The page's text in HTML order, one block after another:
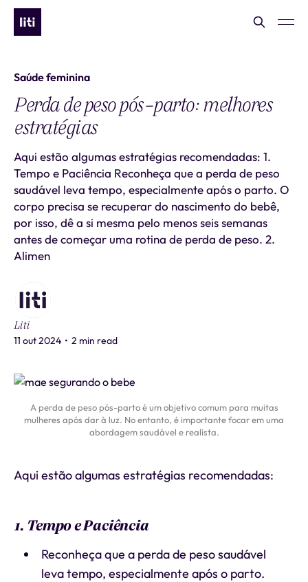
Saúde feminina
Perda de peso pós-parto: melhores
estratégias
Aqui estão algumas estratégias recomendadas: 1.
Tempo e Paciência Reconheça que a perda de peso
saudável leva tempo, especialmente após o parto. O
corpo precisa se recuperar do nascimento do bebê,
por isso, dê a si mesma pelo menos seis semanas
antes de começar uma rotina de perda de peso. 2.
Alimen
Liti
11 out 2024 • 2 min read
A perda de peso pós-parto é um objetivo comum para muitas
mulheres após dar à luz. No entanto, é importante focar em uma
abordagem saudável e realista.
Aqui estão algumas estratégias recomendadas:
1. Tempo e Paciência
Reconheça que a perda de peso saudável
leva tempo, especialmente após o parto.